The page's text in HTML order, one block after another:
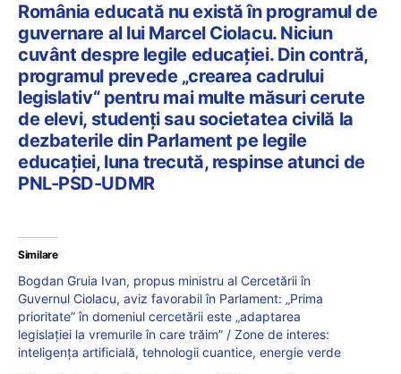
România educată nu există în programul de
guvernare al lui Marcel Ciolacu. Niciun
cuvânt despre legile educației. Din contră,
programul prevede „crearea cadrului
legislativ“ pentru mai multe măsuri cerute
de elevi, studenți sau societatea civilă la
dezbaterile din Parlament pe legile
educației, luna trecută, respinse atunci de
PNL-PSD-UDMR
Similare
Bogdan Gruia Ivan, propus ministru al Cercetării în
Guvernul Ciolacu, aviz favorabil în Parlament: „Prima
prioritate” în domeniul cercetării este „adaptarea
legislației la vremurile în care trăim” / Zone de interes:
inteligența artificială, tehnologii cuantice, energie verde